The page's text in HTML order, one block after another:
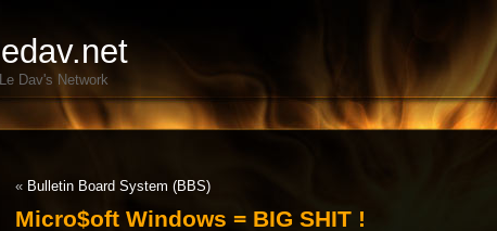
ledav.net
Le Dav's Network
« Bulletin Board System (BBS)
Micro$oft Windows = BIG SHIT !